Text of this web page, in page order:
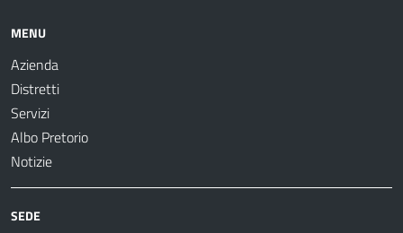
MENU
Azienda
Distretti
Servizi
Albo Pretorio
Notizie
SEDE